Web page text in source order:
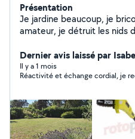
Présentation
Je jardine beaucoup, je bricole, je suis apiculteur
Dernier avis laissé par
Il y a 1 mois
Réactivité et échange cordial, je